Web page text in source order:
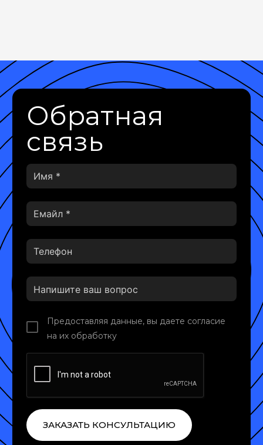
Обратная
связь
Предоставляя данные, вы даете согласие
на их обработку
ЗАКАЗАТЬ КОНСУЛЬТАЦИЮ